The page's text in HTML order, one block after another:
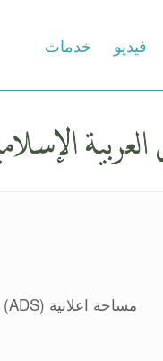
فيديو خدمات
مساحة اعلانية (ADS)